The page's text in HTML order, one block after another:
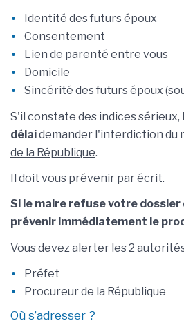
Identité des futurs époux
Consentement
Lien de parenté entre vous
Domicile
Sincérité des futurs époux
S'il constate des indices sérieux,
délaidemander l'interdiction du
de la République.
Il doit vous prévenir par écrit.
Si le maire refuse votre dossier
prévenir immédiatement le
Vous devez alerter les 2
Préfet
Procureur de la République
Où s’adresser ?